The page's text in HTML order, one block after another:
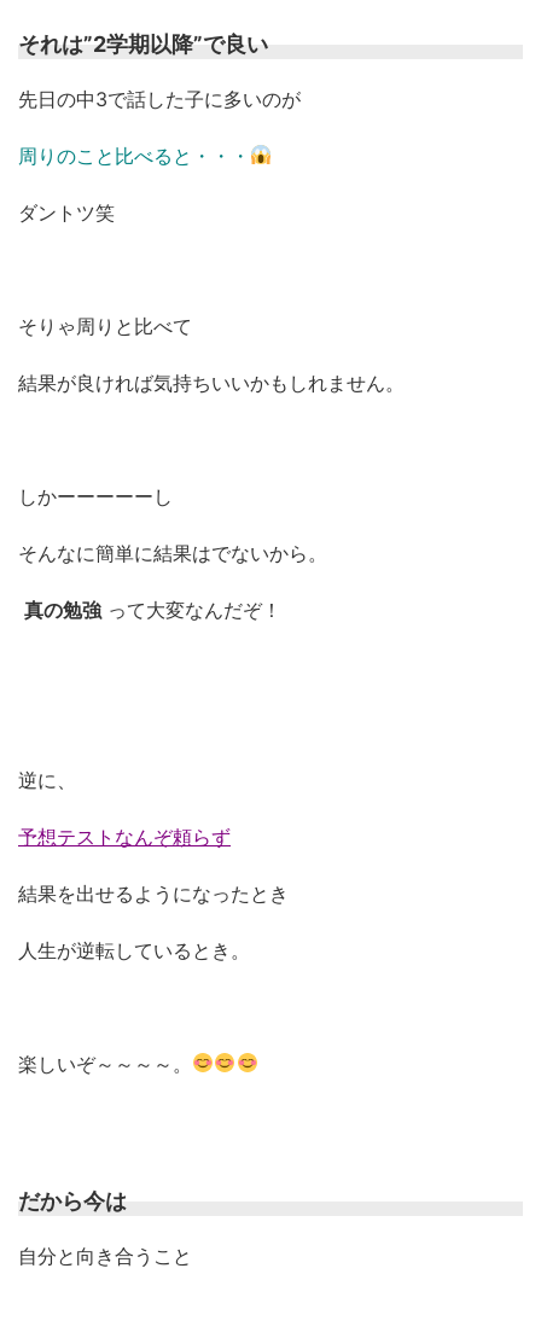
それは”2学期以降”で良い
先日の中3で話した子に多いのが
周りのこと比べると・・・
ダントツ笑
そりゃ周りと比べて
結果が良ければ気持ちいいかもしれません。
しかーーーーーし
そんなに簡単に結果はでないから。
真の勉強 って大変なんだぞ！
逆に、
予想テストなんぞ頼らず
結果を出せるようになったとき
人生が逆転しているとき。
楽しいぞ～～～～。
だから今は
自分と向き合うこと